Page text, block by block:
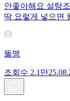
안좋아해요 설탕
딱 요렇게 넣으면
똘맹
조회수 2.1만